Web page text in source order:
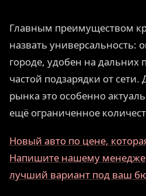
Главным преимуществом
назвать универсальность:
городе, удобен на дальних
частой подзарядки от сети.
рынка это особенно
ещё ограниченное
Новый авто по цене,
Напишите нашему
лучший вариант под ваш